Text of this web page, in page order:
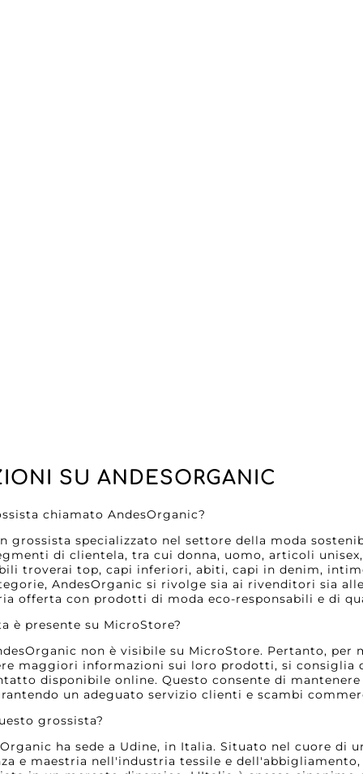
SU ANDESORGANIC
chiamato AndesOrganic?
grossista specializzato nel settore della moda
di clientela, tra cui donna, uomo, articoli
troverai top, capi inferiori, abiti, capi in denim,
AndesOrganic si rivolge sia ai rivenditori sia
offerta con prodotti di moda eco-responsabili e di
è presente su MicroStore?
non è visibile su MicroStore. Pertanto,
maggiori informazioni sui loro prodotti, si consiglia
disponibile online. Questo consente di
un adeguato servizio clienti e scambi
grossista?
ha sede a Udine, in Italia. Situato nel cuore di
e maestria nell'industria tessile e